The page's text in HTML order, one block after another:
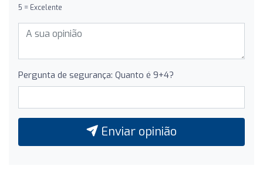
5 = Excelente
Pergunta de segurança: Quanto é 9+4?
Enviar opinião